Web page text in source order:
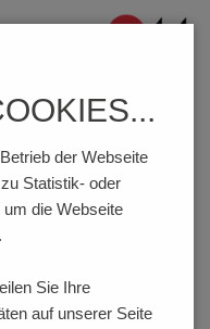
der Webseite
Statistik- oder
die Webseite
Sie Ihre
auf unserer Seite